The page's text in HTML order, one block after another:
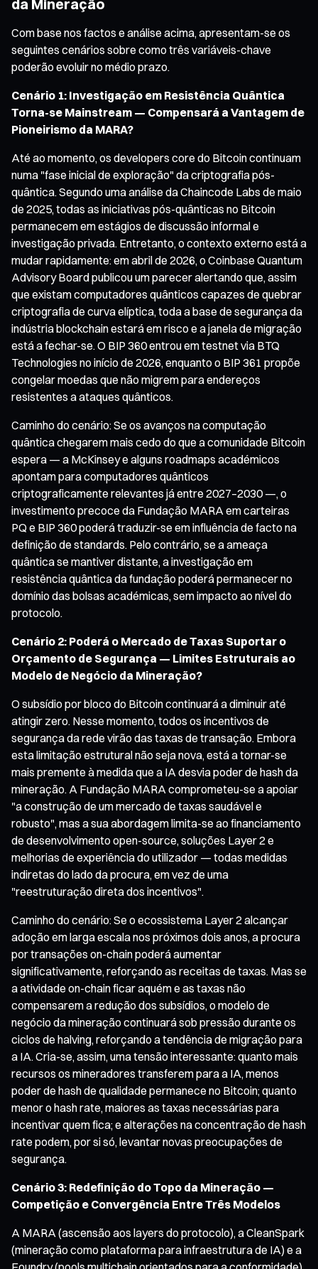
da Mineração
Com base nos factos e análise acima, apresentam-se os
seguintes cenários sobre como três variáveis-chave
poderão evoluir no médio prazo.
Cenário 1: Investigação em Resistência Quântica
Torna-se Mainstream — Compensará a Vantagem de
Pioneirismo da MARA?
Até ao momento, os developers core do Bitcoin continuam
numa "fase inicial de exploração" da criptografia pós-
quântica. Segundo uma análise da Chaincode Labs de maio
de 2025, todas as iniciativas pós-quânticas no Bitcoin
permanecem em estágios de discussão informal e
investigação privada. Entretanto, o contexto externo está a
mudar rapidamente: em abril de 2026, o Coinbase Quantum
Advisory Board publicou um parecer alertando que, assim
que existam computadores quânticos capazes de quebrar
criptografia de curva elíptica, toda a base de segurança da
indústria blockchain estará em risco e a janela de migração
está a fechar-se. O BIP 360 entrou em testnet via BTQ
Technologies no início de 2026, enquanto o BIP 361 propõe
congelar moedas que não migrem para endereços
resistentes a ataques quânticos.
Caminho do cenário: Se os avanços na computação
quântica chegarem mais cedo do que a comunidade Bitcoin
espera — a McKinsey e alguns roadmaps académicos
apontam para computadores quânticos
criptograficamente relevantes já entre 2027–2030 —, o
investimento precoce da Fundação MARA em carteiras
PQ e BIP 360 poderá traduzir-se em influência de facto na
definição de standards. Pelo contrário, se a ameaça
quântica se mantiver distante, a investigação em
resistência quântica da fundação poderá permanecer no
domínio das bolsas académicas, sem impacto ao nível do
protocolo.
Cenário 2: Poderá o Mercado de Taxas Suportar o
Orçamento de Segurança — Limites Estruturais ao
Modelo de Negócio da Mineração?
O subsídio por bloco do Bitcoin continuará a diminuir até
atingir zero. Nesse momento, todos os incentivos de
segurança da rede virão das taxas de transação. Embora
esta limitação estrutural não seja nova, está a tornar-se
mais premente à medida que a IA desvia poder de hash da
mineração. A Fundação MARA comprometeu-se a apoiar
"a construção de um mercado de taxas saudável e
robusto", mas a sua abordagem limita-se ao financiamento
de desenvolvimento open-source, soluções Layer 2 e
melhorias de experiência do utilizador — todas medidas
indiretas do lado da procura, em vez de uma
"reestruturação direta dos incentivos".
Caminho do cenário: Se o ecossistema Layer 2 alcançar
adoção em larga escala nos próximos dois anos, a procura
por transações on-chain poderá aumentar
significativamente, reforçando as receitas de taxas. Mas se
a atividade on-chain ficar aquém e as taxas não
compensarem a redução dos subsídios, o modelo de
negócio da mineração continuará sob pressão durante os
ciclos de halving, reforçando a tendência de migração para
a IA. Cria-se, assim, uma tensão interessante: quanto mais
recursos os mineradores transferem para a IA, menos
poder de hash de qualidade permanece no Bitcoin; quanto
menor o hash rate, maiores as taxas necessárias para
incentivar quem fica; e alterações na concentração de hash
rate podem, por si só, levantar novas preocupações de
segurança.
Cenário 3: Redefinição do Topo da Mineração —
Competição e Convergência Entre Três Modelos
A MARA (ascensão aos layers do protocolo), a CleanSpark
(mineração como plataforma para infraestrutura de IA) e a